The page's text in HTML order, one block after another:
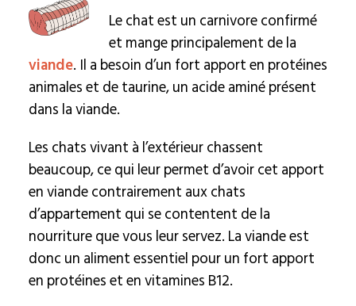
Le chat est un carnivore confirmé
et mange principalement de la
viande. Il a besoin d’un fort apport en protéines
animales et de taurine, un acide aminé présent
dans la viande.
Les chats vivant à l’extérieur chassent
beaucoup, ce qui leur permet d’avoir cet apport
en viande contrairement aux chats
d’appartement qui se contentent de la
nourriture que vous leur servez. La viande est
donc un aliment essentiel pour un fort apport
en protéines et en vitamines B12.